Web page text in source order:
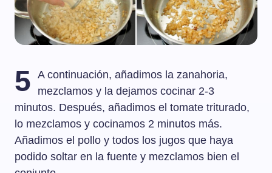
5
A continuación, añadimos la zanahoria,
mezclamos y la dejamos cocinar 2-3
minutos. Después, añadimos el tomate triturado,
lo mezclamos y cocinamos 2 minutos más.
Añadimos el pollo y todos los jugos que haya
podido soltar en la fuente y mezclamos bien el